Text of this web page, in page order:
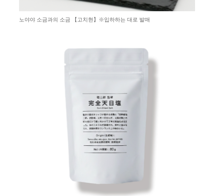
노야야 소금과의 소금 【고치현】※입하하는 대로 발매